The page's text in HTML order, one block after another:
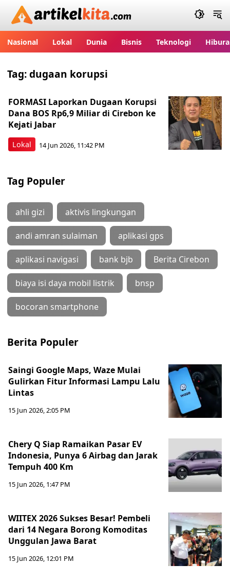
Artikelkita.com
Nasional Lokal Dunia Bisnis Teknologi
Tag:dugaan korupsi
Lokal
FORMASI Laporkan Dugaan Korupsi
Dana BOS Rp6,9 Miliar di Cirebon ke
Kejati Jabar
14 Jun 2026, 11:42 PM
Tag Populer
ahli gizi aktivis lingkungan
andi amran sulaiman aplikasi gps
aplikasi navigasi bank bjb Berita Cirebon
biaya isi daya mobil listrik bnsp
bocoran smartphone
Berita Populer
Saingi Google Maps, Waze Mulai
Gulirkan Fitur Informasi Lampu Lalu
Lintas
15 Jun 2026, 2:05 PM
Chery Q Siap Ramaikan Pasar EV
Indonesia, Punya 6 Airbag dan Jarak
Tempuh 400 Km
15 Jun 2026, 1:47 PM
WIITEX 2026 Sukses Besar! Pembeli
dari 14 Negara Borong Komoditas
Unggulan Jawa Barat
15 Jun 2026, 12:01 PM